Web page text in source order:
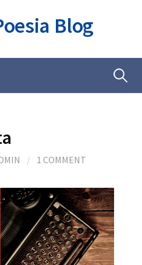
Blog
Ricerca
/ 1 COMMENT